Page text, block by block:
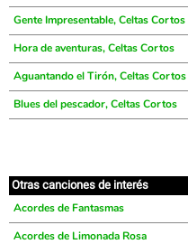
Gente Impresentable, Celtas Cortos
Hora de aventuras, Celtas Cortos
Aguantando el Tirón, Celtas Cortos
Blues del pescador, Celtas Cortos
Otras canciones de interés
Acordes de Fantasmas
Acordes de Limonada Rosa